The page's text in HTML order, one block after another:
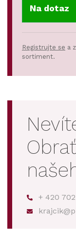
Na dotaz
Registrujte se a
sortiment.
+ 420